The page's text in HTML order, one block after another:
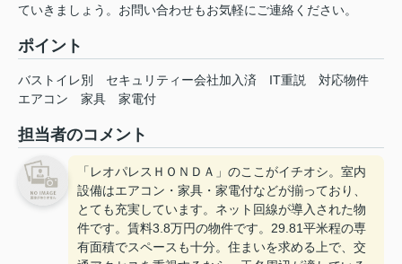
ていきましょう。お問い合わせもお気軽にご連絡ください。
ポイント
バストイレ別 セキュリティー会社加入済 IT重説
対応物件
エアコン
家具 家電付
担当者のコメント
「レオパレスＨＯＮＤＡ」のここがイチオシ。室内
設備はエアコン・家具・家電付などが揃っており、
とても充実しています。ネット回線が導入された物
件です。賃料3.8万円の物件です。29.81平米程の専
有面積でスペースも十分。住まいを求める上で、交